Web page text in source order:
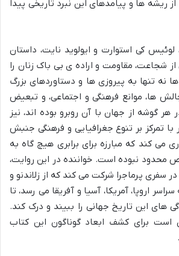
ریشه ها و پیامدهای این نبرد تاریخی پیدا
کی استوارت و ایولوید نایت، داستان
شجاعت، مقاومت و اراده ی بی باک زنان را
نه تنها به پیروزی ها و دستاوردهای بزرگ
ها، موانع فرهنگی و اجتماعی، و تبعیض
گوشه از جهان با آن روبرو بوده اند، نیز
با تمرکز بر تنوع جغرافیایی و فرهنگی جنبش
می کند که مبارزه برای برابری هیچ گاه به
محدود نبوده است. خواننده در این روایت،
در سفری پرماجرا شرکت می کند که از زلاندنو و
اروپا، آمریکا، آسیا و آفریقا می رسد، تا
های این تاریخ جهانی را ببیند و درک کند.
است برای کشف ابعاد گوناگون این کتاب